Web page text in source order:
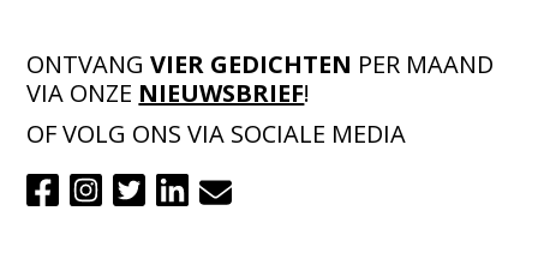
ONTVANGVIER GEDICHTEN PER MAAND
VIA ONZE NIEUWSBRIEF!
OF VOLG ONS VIA SOCIALE MEDIA